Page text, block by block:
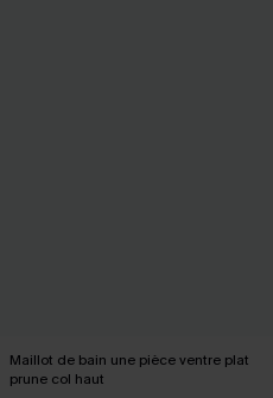
Maillot de bain une pièce ventre plat
prune col haut